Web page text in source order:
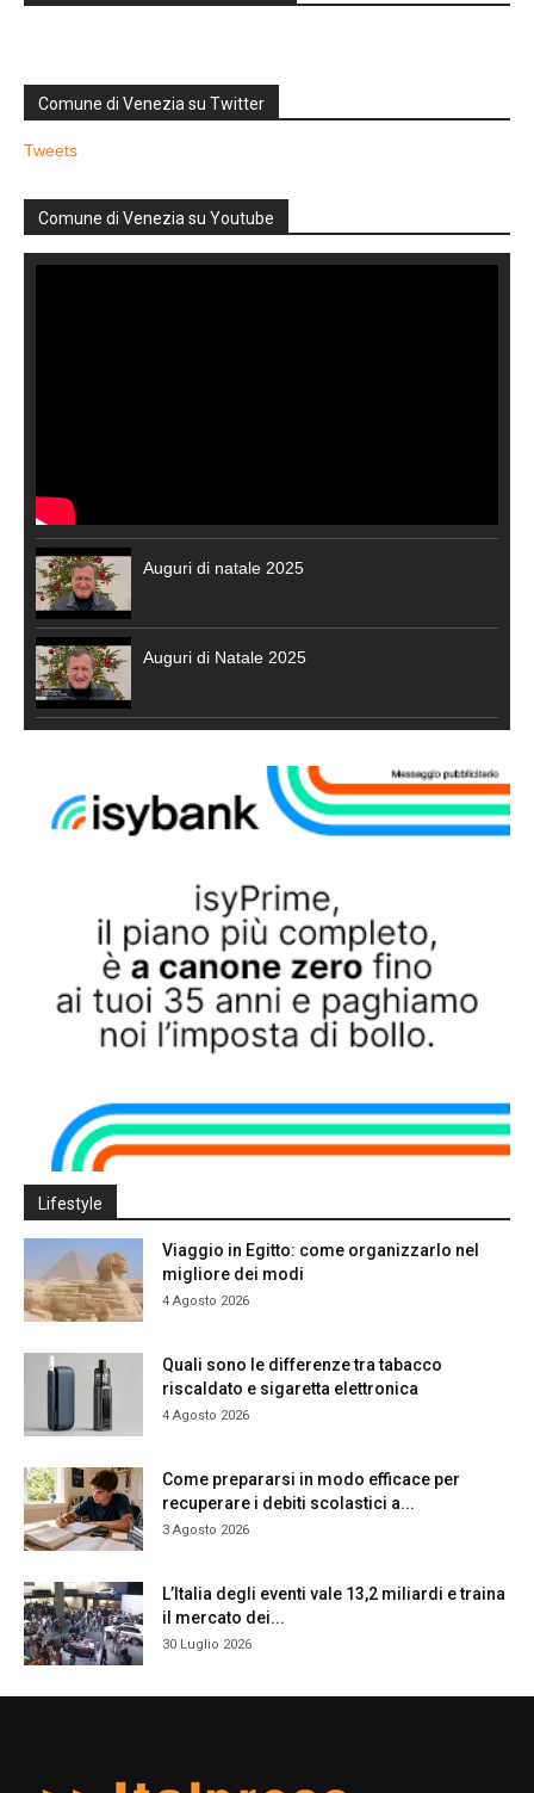
Comune di Venezia su Twitter
Tweets
Comune di Venezia su Youtube
Auguri di natale 2025
Auguri di Natale 2025
Lifestyle
Viaggio in Egitto: come organizzarlo nel
migliore dei modi
4 Agosto 2026
Quali sono le differenze tra tabacco
riscaldato e sigaretta elettronica
4 Agosto 2026
Come prepararsi in modo efficace per
recuperare i debiti scolastici a...
3 Agosto 2026
L’Italia degli eventi vale 13,2 miliardi e traina
il mercato dei...
30 Luglio 2026